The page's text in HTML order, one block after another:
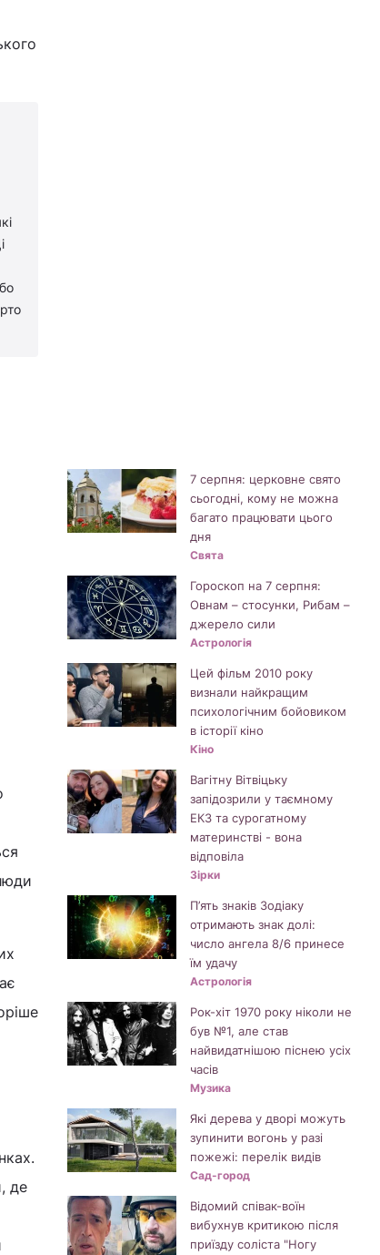
де
7 серпня: церковне свято
сьогодні, кому не можна
багато працювати цього
дня
Свята
Гороскоп на 7 серпня:
Овнам – стосунки, Рибам –
джерело сили
Астрологія
Цей фільм 2010 року
визнали найкращим
психологічним бойовиком
в історії кіно
Кіно
Вагітну Вітвіцьку
запідозрили у таємному
ЕКЗ та сурогатному
материнстві - вона
відповіла
Зірки
П’ять знаків Зодіаку
отримають знак долі:
число ангела 8/6 принесе
їм удачу
Астрологія
Рок-хіт 1970 року ніколи не
був №1, але став
найвидатнішою піснею усіх
часів
Музика
Які дерева у дворі можуть
зупинити вогонь у разі
пожежі: перелік видів
Сад-город
Відомий співак-воїн
вибухнув критикою після
приїзду соліста "Ногу